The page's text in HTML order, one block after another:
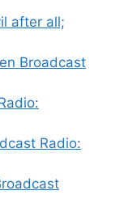
after all;
Broadcast
Radio: